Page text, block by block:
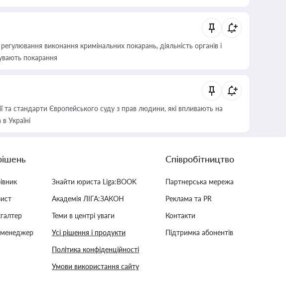
виконання кримінальних покарань, діяльність органів і
покарання
та стандарти Європейського суду з прав людини, які впливають на
Україні
менеджер
Знайти юриста Liga:BOOK
Академія ЛІГА:ЗАКОН
Теми в центрі уваги
Усі рішення і продукти
Політика конфіденційності
Умови використання сайту
Співробітництво
Партнерська мережа
Реклама та PR
Контакти
Підтримка абонентів